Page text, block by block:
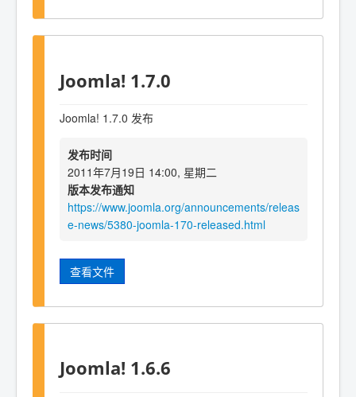
Joomla! 1.7.0
Joomla! 1.7.0 发布
发布时间
2011年7月19日 14:00, 星期二
版本发布通知
https://www.joomla.org/announcements/releas
e-news/5380-joomla-170-released.html
查看文件
Joomla! 1.6.6